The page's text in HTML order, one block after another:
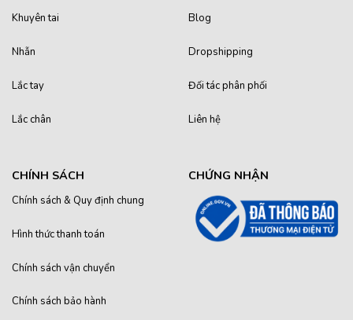
Khuyên tai
Nhẫn
Lắc tay
Lắc chân
Blog
Dropshipping
Đối tác phân phối
Liên hệ
CHÍNH SÁCH
Chính sách & Quy định chung
Hình thức thanh toán
Chính sách vận chuyển
Chính sách bảo hành
CHỨNG NHẬN